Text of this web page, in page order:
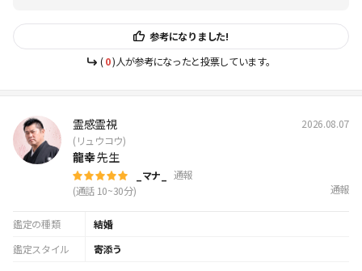
参考になりました!
(0)人が参考になったと投票しています。
霊感霊視 2026.08.07
(リュウコウ)
龍幸先生
_マナ_
通報
(通話 10~30分)
通報
鑑定の種類
結婚
鑑定スタイル
寄添う